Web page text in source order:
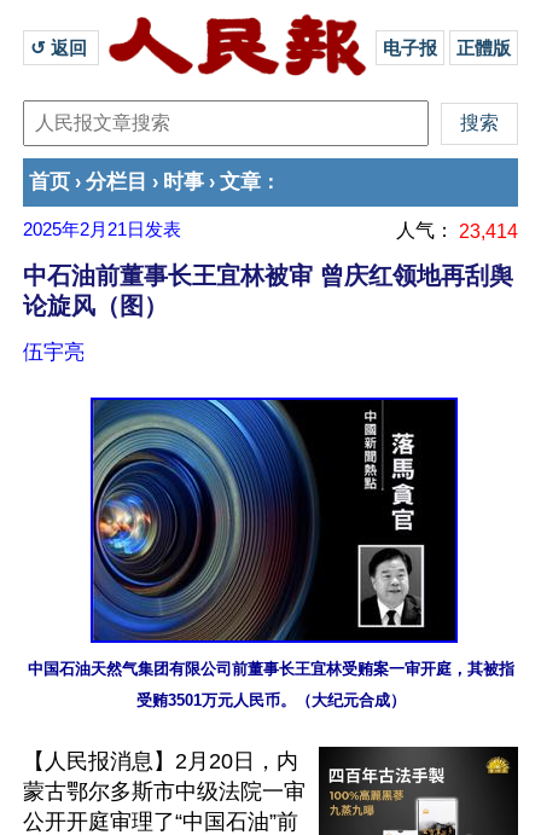
↺ 返回 电子报 正體版
首页 › 分栏目 › 时事 › 文章 ：
2025年2月21日 发表 人气： 23,414
中石油前董事长王宜林被审 曾庆红领地再刮舆
论旋风（图）
伍宇亮
中国石油天然气集团有限公司前董事长王宜林受贿案一审开庭，其被指
受贿3501万元人民币。（大纪元合成）
【人民报消息】2月20日，内
蒙古鄂尔多斯市中级法院一审
公开开庭审理了“中国石油”前